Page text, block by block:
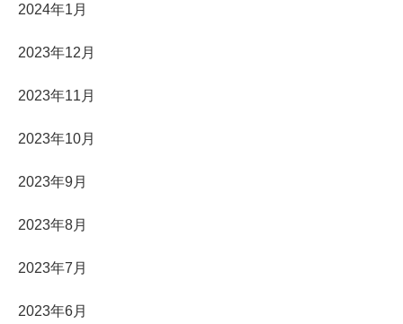
2024年1月
2023年12月
2023年11月
2023年10月
2023年9月
2023年8月
2023年7月
2023年6月